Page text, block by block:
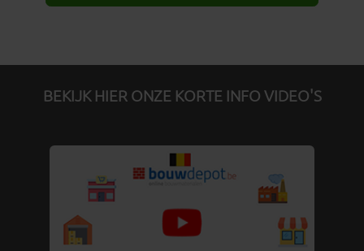
BEKIJK HIER ONZE KORTE INFO VIDEO'S